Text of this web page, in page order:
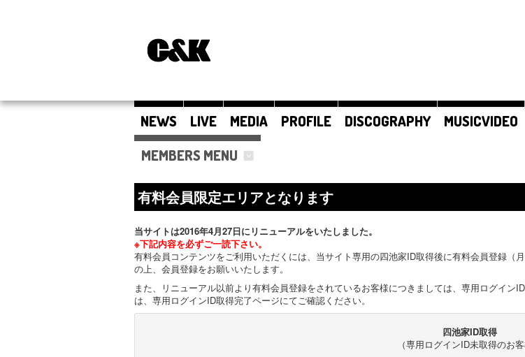
NEWS LIVE MEDIA PROFILE DISCOGRAPHY MUSICVIDEO
MEMBERS MENU
有料会員限定エリアとなります
当サイトは2016年4月27日にリニューアルをいたしました。
※下記内容を必ずご一読下さい。
有料会員コンテンツをご利用いただくには、当サイト専用の四池家ID取得後に有料会員登録（
の上、会員登録をお願いいたします。
また、リニューアル以前より有料会員登録をされているお客様につきましては、専用ログイン
は、専用ログインID取得完了ページにてご確認ください。
四池家ID取得
（専用ログインID未取得のお客